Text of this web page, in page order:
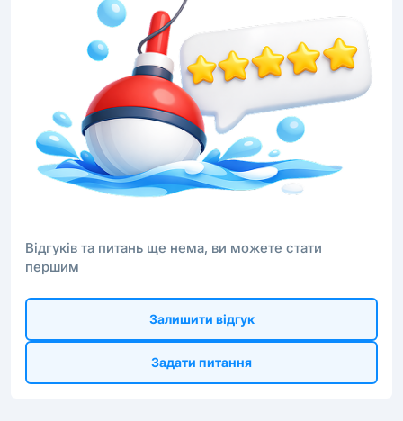
Відгуків та питань ще нема, ви можете стати
першим
Залишити відгук
Задати питання